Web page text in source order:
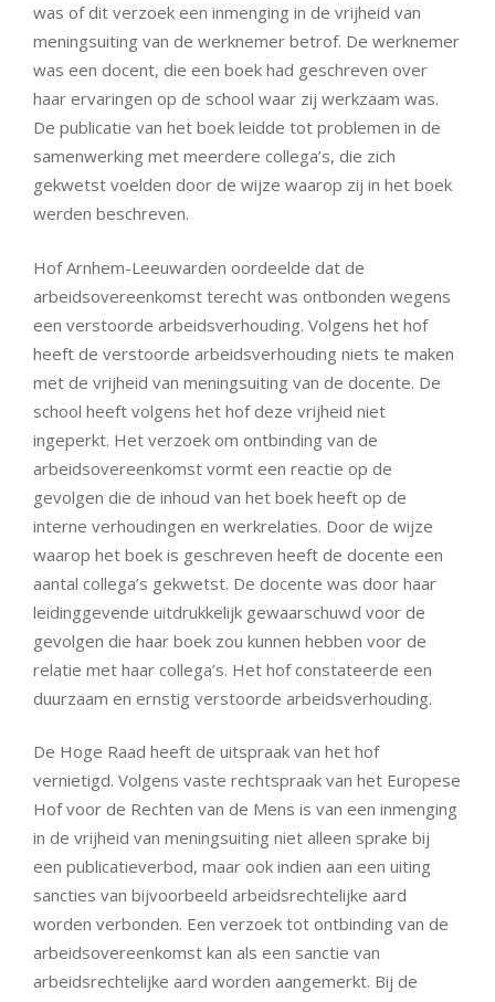
was of dit verzoek een inmenging in de vrijheid van
meningsuiting van de werknemer betrof. De werknemer
was een docent, die een boek had geschreven over
haar ervaringen op de school waar zij werkzaam was.
De publicatie van het boek leidde tot problemen in de
samenwerking met meerdere collega’s, die zich
gekwetst voelden door de wijze waarop zij in het boek
werden beschreven.
Hof Arnhem-Leeuwarden oordeelde dat de
arbeidsovereenkomst terecht was ontbonden wegens
een verstoorde arbeidsverhouding. Volgens het hof
heeft de verstoorde arbeidsverhouding niets te maken
met de vrijheid van meningsuiting van de docente. De
school heeft volgens het hof deze vrijheid niet
ingeperkt. Het verzoek om ontbinding van de
arbeidsovereenkomst vormt een reactie op de
gevolgen die de inhoud van het boek heeft op de
interne verhoudingen en werkrelaties. Door de wijze
waarop het boek is geschreven heeft de docente een
aantal collega’s gekwetst. De docente was door haar
leidinggevende uitdrukkelijk gewaarschuwd voor de
gevolgen die haar boek zou kunnen hebben voor de
relatie met haar collega’s. Het hof constateerde een
duurzaam en ernstig verstoorde arbeidsverhouding.
De Hoge Raad heeft de uitspraak van het hof
vernietigd. Volgens vaste rechtspraak van het Europese
Hof voor de Rechten van de Mens is van een inmenging
in de vrijheid van meningsuiting niet alleen sprake bij
een publicatieverbod, maar ook indien aan een uiting
sancties van bijvoorbeeld arbeidsrechtelijke aard
worden verbonden. Een verzoek tot ontbinding van de
arbeidsovereenkomst kan als een sanctie van
arbeidsrechtelijke aard worden aangemerkt. Bij de